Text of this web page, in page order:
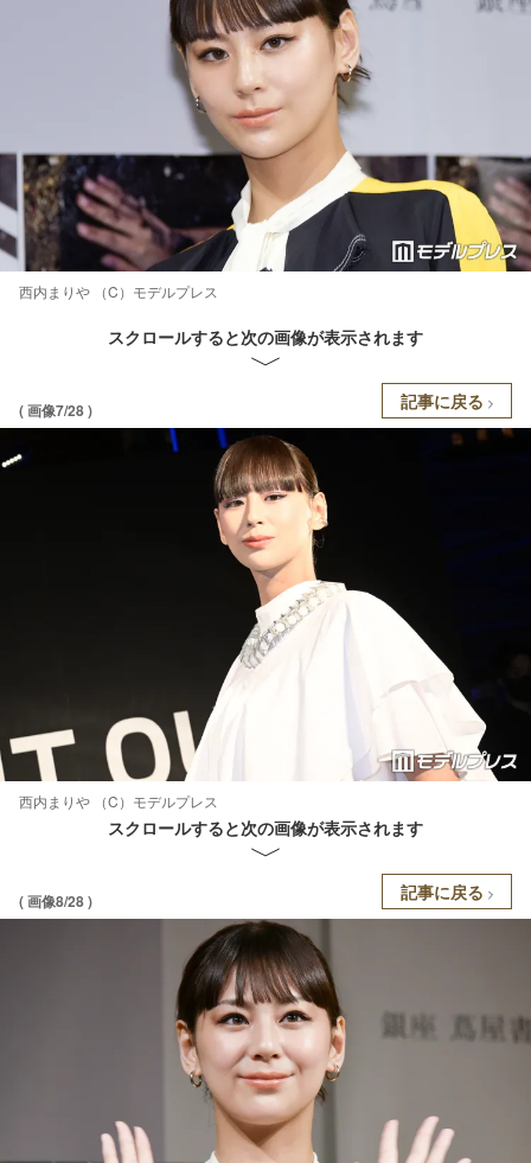
西内まりや （C）モデルプレス
スクロールすると次の画像が表示されます
( 画像7/28 ) 記事に戻る
西内まりや （C）モデルプレス
スクロールすると次の画像が表示されます
( 画像8/28 ) 記事に戻る